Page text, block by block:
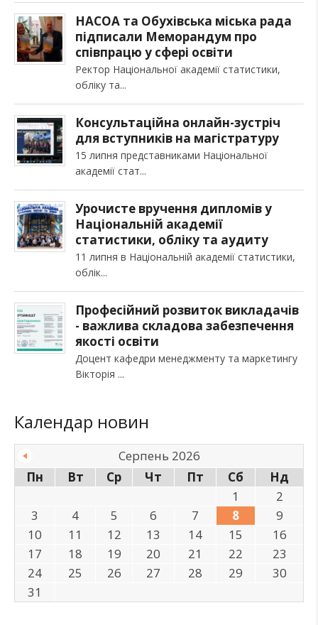
НАСОА та Обухівська міська рада
підписали Меморандум про
співпрацю у сфері освіти
Ректор Національної академії статистики,
обліку та
Консультаційна онлайн-зустріч
для вступників на магістратуру
15 липня представниками Національної
академії стат
Урочисте вручення дипломів у
Національній академії
статистики, обліку та аудиту
11 липня в Національній академії статистики,
облік
Професійний розвиток викладачів
- важлива складова забезпечення
якості освіти
Доцент кафедри менеджменту та маркетингу
Вікторія
Календар новин
Серпень 2026
Пн
Вт Ср Чт Пт Сб
Нд
1
2
3
4 5 6 7 8
9
10
11 12 13 14 15
16
17
18 19 20 21 22
23
24
25 26 27 28 29
30
31